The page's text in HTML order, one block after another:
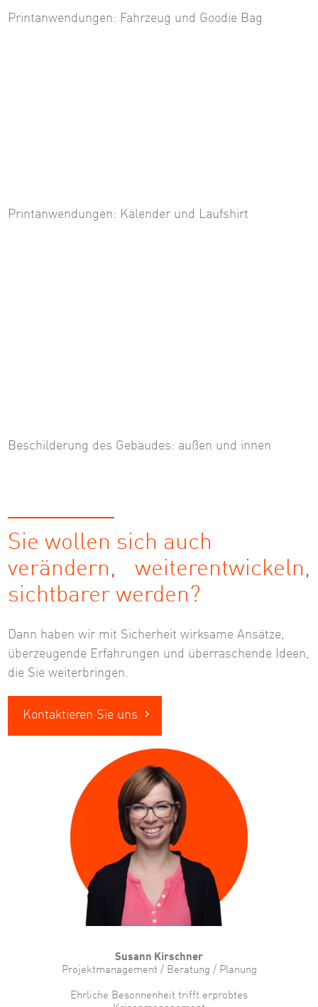
Printanwendungen: Fahrzeug und Goodie Bag
Printanwendungen: Kalender und Laufshirt
Beschilderung des Gebäudes: außen und innen
Sie wollen sich auch
verändern, weiterentwickeln,
sichtbarer werden?
Dann haben wir mit Sicherheit wirksame Ansätze,
überzeugende Erfahrungen und überraschende Ideen,
die Sie weiterbringen.
Kontaktieren Sie uns
Susann Kirschner
Projektmanagement / Beratung / Planung
Ehrliche Besonnenheit trifft erprobtes